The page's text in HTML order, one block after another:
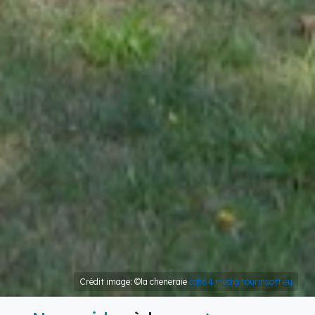
Crédit image: ©la cheneraie cdt64.media.tourinsoft.eu